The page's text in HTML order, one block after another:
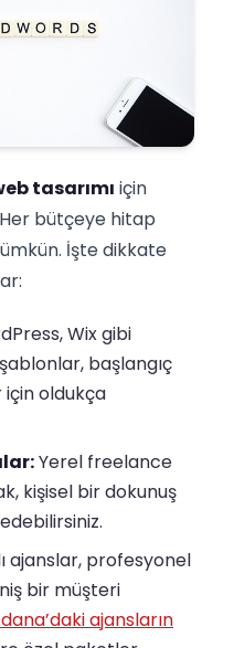
tasarımı için
bütçeye hitap
İşte dikkate
Wix gibi
başlangıç
oldukça
Yerel freelance
kişisel bir dokunuş
ajanslar, profesyonel
bir müşteri
ajansların